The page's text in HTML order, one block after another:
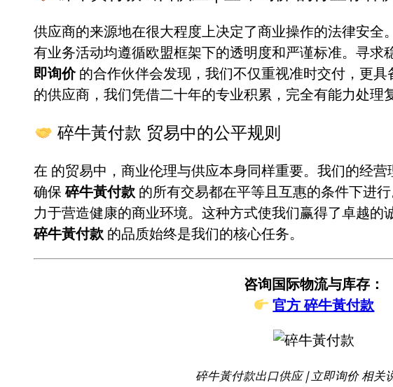
供应商的来源地在很大程度上决定了商业操作的法律安全
有业务活动均遵循欧盟框架下的透明度和严谨标准。寻求
即询价的合作伙伴会发现，我们不仅重视准时交付，更具
的供应商，我们凭借二十年的专业积累，完全有能力处理
碎牛黃付款 贸易中的公平规则
在 的贸易中，商业伦理与供应本身同样重要。我们的经营
确保 碎牛黃付款 的所有交易都在平等且互惠的条件下进
力于营造健康的商业环境。这种方式使我们赢得了卓越的
碎牛黃付款 的品质始终是我们的核心任务。
咨询国际物流与库存：
官方 碎牛黃付款
碎牛黃付款出口供应 | 立即询价 相关